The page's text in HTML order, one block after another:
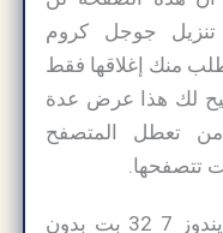
جوجل كروم
32 بت فسيُطلب منك إغلاقها فقط
لك هذا عرض عدة
تعطل المتصفح
تتصفحها.
تنزيل جوجل كروم للكمبيوتر ويندوز 7 32 بت بدون